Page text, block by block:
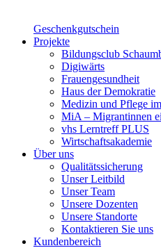
Geschenkgutschein
Projekte
Bildungsclub
Digiwärts
Frauengesundheit
Haus der Demokratie
Medizin und Pflege
MiA – Migrantinnen
vhs Lerntreff PLUS
Wirtschaftsakademie
Über uns
Qualitätssicherung
Unser Leitbild
Unser Team
Unsere Dozenten
Unsere Standorte
Kontaktieren Sie uns
Kundenbereich